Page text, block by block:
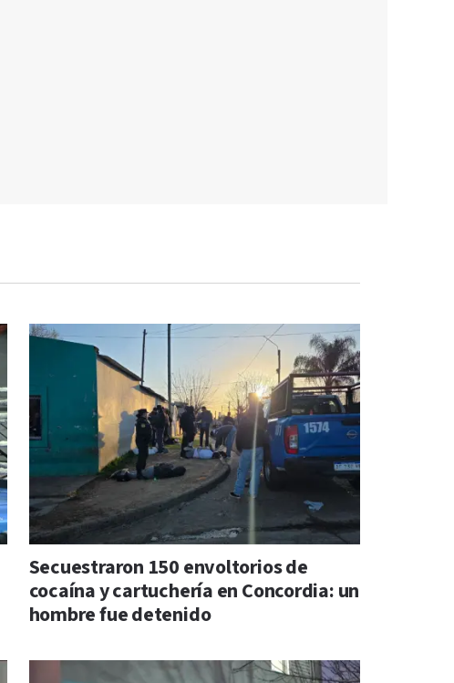
Secuestraron 150 envoltorios de
cocaína y cartuchería en Concordia: un
hombre fue detenido